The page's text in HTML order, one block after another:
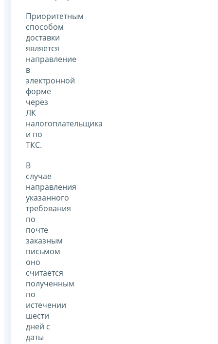
Приоритетным
способом
доставки
является
направление
в
электронной
форме
через
ЛК
налогоплательщика
и по
ТКС.
В
случае
направления
указанного
требования
по
почте
заказным
письмом
оно
считается
полученным
по
истечении
шести
дней с
даты